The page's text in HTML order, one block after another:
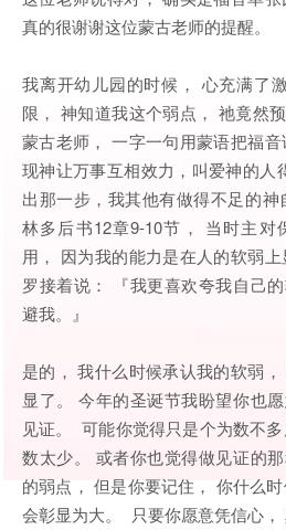
真的很谢谢这位蒙古老师的提醒。
我离开幼儿园的时候， 心充满了
限， 神知道我这个弱点， 祂竟然
蒙古老师， 一字一句用蒙语把福
现神让万事互相效力，叫爱神的
出那一步，我其他有做得不足的
林多后书12章9-10节， 当时主对
用， 因为我的能力是在人的软弱
罗接着说： 『我更喜欢夸我自己
避我。』
是的， 我什么时候承认我的软弱
显了。 今年的圣诞节我盼望你也
见证。 可能你觉得只是个为数不
数太少。 或者你也觉得做见证的
的弱点， 但是你要记住， 你什么
会彰显为大。 只要你愿意凭信心